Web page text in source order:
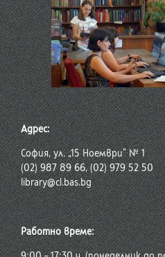
Адрес:
София, ул. „15 Ноември“ № 1
(02) 987 89 66, (02) 979 52 50
library@cl.bas.bg
Работно време: